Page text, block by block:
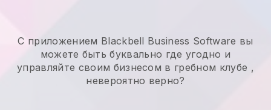
С приложением Blackbell Business Software вы
можете быть буквально где угодно и
управляйте своим бизнесом в гребном клубе ,
невероятно верно?